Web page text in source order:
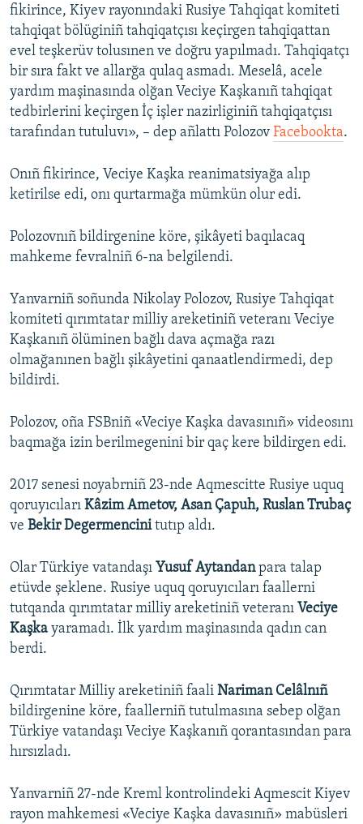
fikirince, Kiyev rayonındaki Rusiye Tahqiqat komiteti
tahqiqat bölüginiñ tahqiqatçısı keçirgen tahqiqattan
evel teşkerüv tolusınen ve doğru yapılmadı. Tahqiqatçı
bir sıra fakt ve allarğa qulaq asmadı. Meselâ, acele
yardım maşinasında olğan Veciye Kaşkanıñ tahqiqat
tedbirlerini keçirgen İç işler nazirliginiñ tahqiqatçısı
tarafından tutuluvı», – dep añlattı Polozov Facebookta.
Onıñ fikirince, Veciye Kaşka reanimatsiyağa alıp
ketirilse edi, onı qurtarmağa mümkün olur edi.
Polozovnıñ bildirgenine köre, şikâyeti baqılacaq
mahkeme fevralniñ 6-na belgilendi.
Yanvarniñ soñunda Nikolay Polozov, Rusiye Tahqiqat
komiteti qırımtatar milliy areketiniñ veteranı Veciye
Kaşkanıñ ölüminen bağlı dava açmağa razı
olmağanınen bağlı şikâyetini qanaatlendirmedi, dep
bildirdi.
Polozov, oña FSBniñ «Veciye Kaşka davasınıñ» videosını
baqmağa izin berilmegenini bir qaç kere bildirgen edi.
2017 senesi noyabrniñ 23-nde Aqmescitte Rusiye uquq
qoruyıcıları Kâzim Ametov, Asan Çapuh, Ruslan Trubaç
ve Bekir Degermencinitutıp aldı.
Olar Türkiye vatandaşı Yusuf Aytandanpara talap
etüvde şeklene. Rusiye uquq qoruyıcıları faallerni
tutqanda qırımtatar milliy areketiniñ veteranı Veciye
Kaşka yaramadı. İlk yardım maşinasında qadın can
berdi.
Qırımtatar Milliy areketiniñ faali Nariman Celâlnıñ
bildirgenine köre, faallerniñ tutulmasına sebep olğan
Türkiye vatandaşı Veciye Kaşkanıñ qorantasından para
hırsızladı.
Yanvarniñ 27-nde Kreml kontrolindeki Aqmescit Kiyev
rayon mahkemesi «Veciye Kaşka davasınıñ» mabüsleri